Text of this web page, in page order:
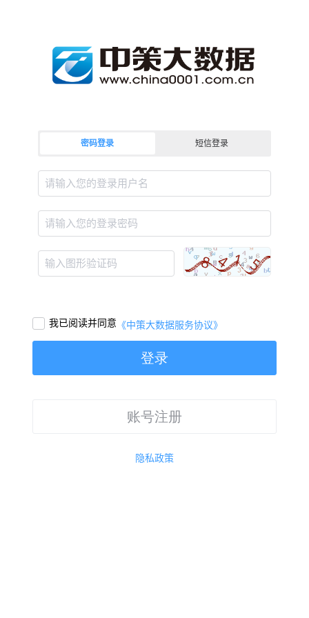
密码登录 短信登录
请输入您的登录用户名
请输入您的登录密码
输入图形验证码
我已阅读并同意 《中策大数据服务协议》
登录
账号注册
隐私政策